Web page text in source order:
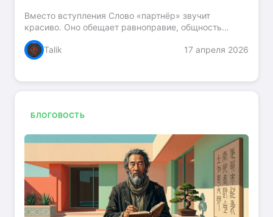
Вместо вступления Слово «партнёр» звучит
красиво. Оно обещает равноправие, общность
интересов, совместное участие в прибыли и рисках.
В фильмах герой получает предложение стать
партнёром — и это...
Talik 17 апреля 2026
БЛОГОВОСТЬ